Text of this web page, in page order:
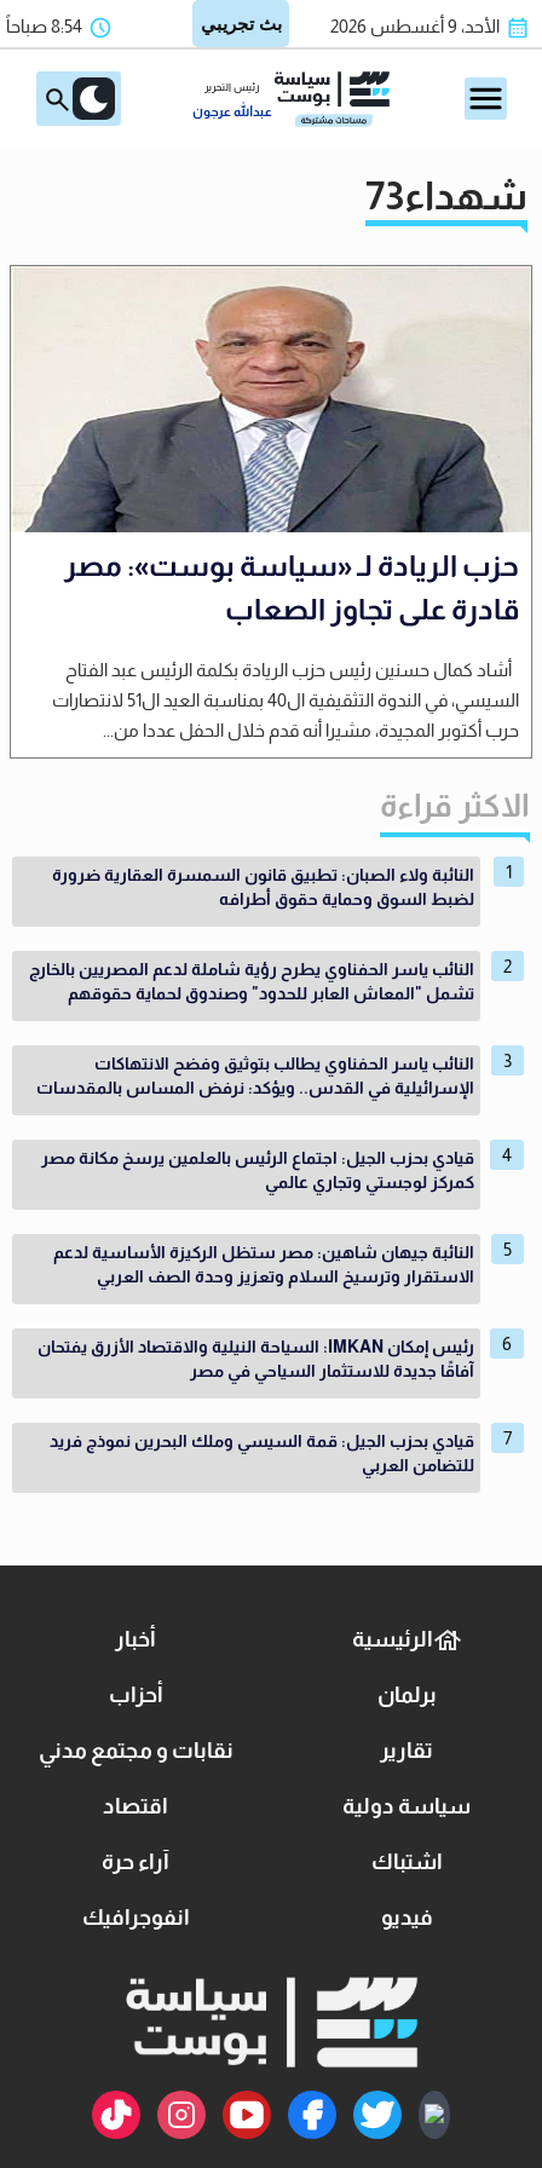
الأحد، 9 أغسطس 2026 8:54 صباحاً
رئيس التحرير
عبدالله عرجون
شهداء73
حزب الريادة لـ «سياسة بوست»: مصر
قادرة على تجاوز الصعاب
أشاد كمال حسنين رئيس حزب الريادة بكلمة الرئيس عبد الفتاح
السيسي، في الندوة التثقيفية ال40 بمناسبة العيد ال51 لانتصارات
حرب أكتوبر المجيدة، مشيرا أنه قدم خلال الحفل عددا من...
الاكثر قراءة
النائبة ولاء الصبان: تطبيق قانون السمسرة العقارية ضرورة
لضبط السوق وحماية حقوق أطرافه
النائب ياسر الحفناوي يطرح رؤية شاملة لدعم المصريين بالخارج
تشمل "المعاش العابر للحدود" وصندوق لحماية حقوقهم
النائب ياسر الحفناوي يطالب بتوثيق وفضح الانتهاكات
الإسرائيلية في القدس.. ويؤكد: نرفض المساس بالمقدسات
قيادي بحزب الجيل: اجتماع الرئيس بالعلمين يرسخ مكانة مصر
كمركز لوجستي وتجاري عالمي
النائبة جيهان شاهين: مصر ستظل الركيزة الأساسية لدعم
الاستقرار وترسيخ السلام وتعزيز وحدة الصف العربي
رئيس إمكان IMKAN: السياحة النيلية والاقتصاد الأزرق يفتحان
آفاقًا جديدة للاستثمار السياحي في مصر
قيادي بحزب الجيل: قمة السيسي وملك البحرين نموذج فريد
للتضامن العربي
الرئيسية أخبار
برلمان أحزاب
تقارير نقابات و مجتمع مدني
سياسة دولية اقتصاد
اشتباك آراء حرة
فيديو انفوجرافيك